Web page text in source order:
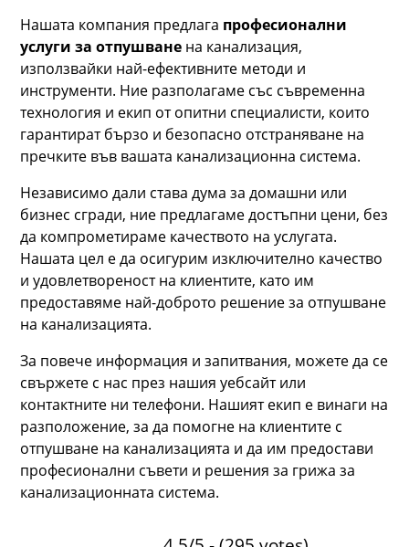
Нашата компания предлага професионални
услуги за отпушване на канализация,
използвайки най-ефективните методи и
инструменти. Ние разполагаме със съвременна
технология и екип от опитни специалисти, които
гарантират бързо и безопасно отстраняване на
пречките във вашата канализационна система.
Независимо дали става дума за домашни или
бизнес сгради, ние предлагаме достъпни цени, без
да компрометираме качеството на услугата.
Нашата цел е да осигурим изключително качество
и удовлетвореност на клиентите, като им
предоставяме най-доброто решение за отпушване
на канализацията.
За повече информация и запитвания, можете да се
свържете с нас през нашия уебсайт или
контактните ни телефони. Нашият екип е винаги на
разположение, за да помогне на клиентите с
отпушване на канализацията и да им предостави
професионални съвети и решения за грижа за
канализационната система.